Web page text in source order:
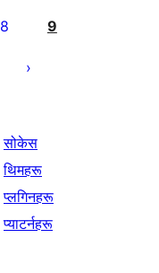
8 9
सोकेस
थिमहरू
प्लगिनहरू
प्याटर्नहरू